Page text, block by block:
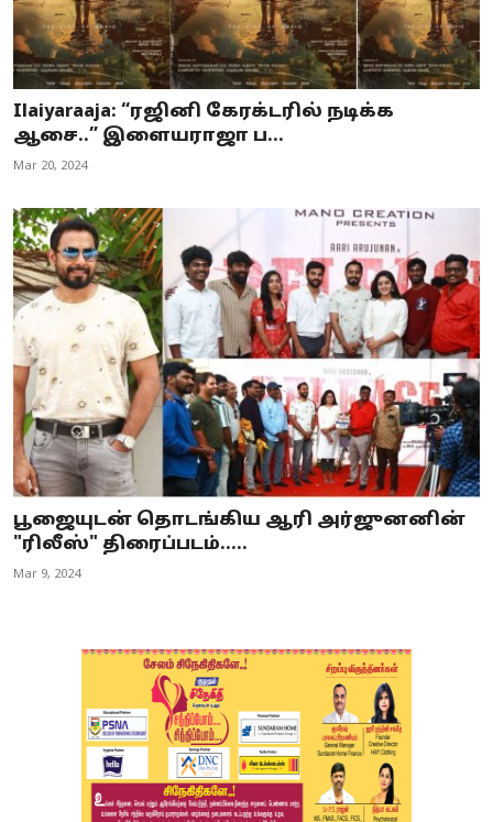
Ilaiyaraaja: “ரஜினி கேரக்டரில் நடிக்க
ஆசை..” இளையராஜா ப...
Mar 20, 2024
பூஜையுடன் தொடங்கிய ஆரி அர்ஜுனனின்
"ரிலீஸ்" திரைப்படம்.....
Mar 9, 2024